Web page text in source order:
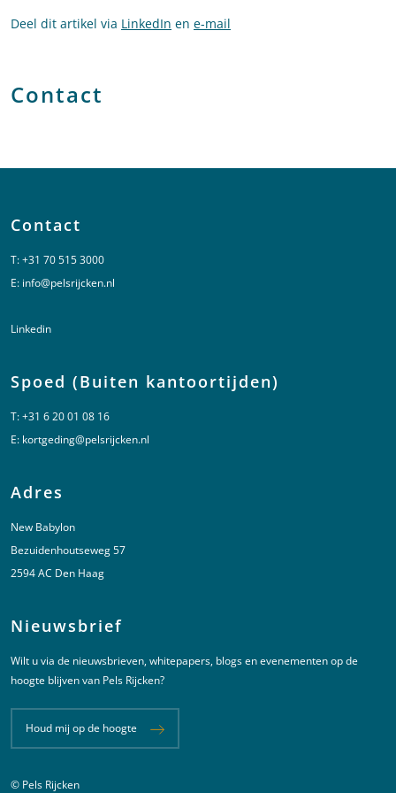
Deel dit artikel via LinkedIn en e-mail
Contact
Contact
T:+31 70 515 3000
E: info@pelsrijcken.nl
Linkedin
Spoed (Buiten kantoortijden)
T:+31 6 20 01 08 16
E: kortgeding@pelsrijcken.nl
Adres
New Babylon
Bezuidenhoutseweg 57
2594 AC Den Haag
Nieuwsbrief
Wilt u via de nieuwsbrieven, whitepapers, blogs en evenementen op de
hoogte blijven van Pels Rijcken?
Houd mij op de hoogte
© Pels Rijcken